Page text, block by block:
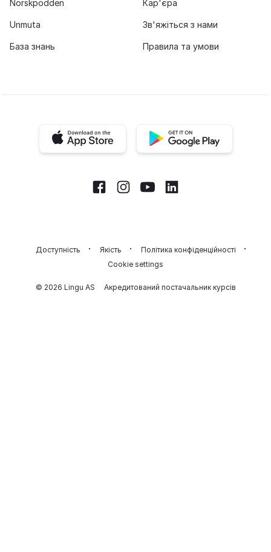
Norskpodden
Unmuta
База знань
Кар'єра
Зв'яжіться з нами
Правила та умови
iOS app Android app
FacebookInstagram
YoutubeLinkedIn
Доступність Якість
Політика конфіденційності
Cookie settings
© 2026 Lingu AS Акредитований постачальник курсів